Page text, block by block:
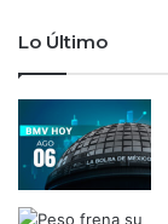
Lo Último